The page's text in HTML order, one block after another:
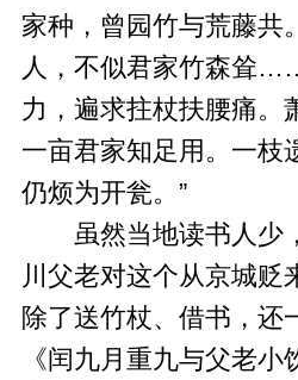
家种，曾园竹与荒藤共
人，不似君家竹森耸
力，遍求拄杖扶腰痛。
一亩君家知足用。一枝
仍烦为开瓮。”
虽然当地读书人少
川父老对这个从京城贬
除了送竹杖、借书，还
《闰九月重九与父老